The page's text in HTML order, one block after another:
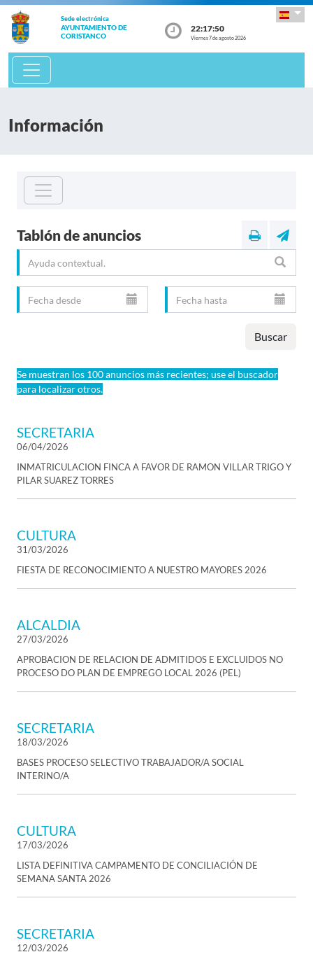
Sede electrónica
AYUNTAMIENTO DE
CORISTANCO
22:17:50
Viernes 7 de agosto 2026
Información
Tablón de anuncios
Buscar
Se muestran los 100 anuncios más recientes; use el buscador
para localizar otros.
SECRETARIA
06/04/2026
INMATRICULACION FINCA A FAVOR DE RAMON VILLAR TRIGO Y
PILAR SUAREZ TORRES
CULTURA
31/03/2026
FIESTA DE RECONOCIMIENTO A NUESTRO MAYORES 2026
ALCALDIA
27/03/2026
APROBACION DE RELACION DE ADMITIDOS E EXCLUIDOS NO
PROCESO DO PLAN DE EMPREGO LOCAL 2026 (PEL)
SECRETARIA
18/03/2026
BASES PROCESO SELECTIVO TRABAJADOR/A SOCIAL
INTERINO/A
CULTURA
17/03/2026
LISTA DEFINITIVA CAMPAMENTO DE CONCILIACIÓN DE
SEMANA SANTA 2026
SECRETARIA
12/03/2026